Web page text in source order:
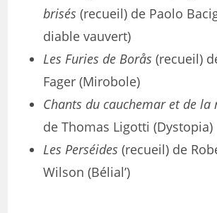
brisés (recueil) de Paolo
diable vauvert)
Les Furies de Borås (recueil)
Fager (Mirobole)
Chants du cauchemar et de la
de Thomas Ligotti (Dystopia)
Les Perséides (recueil) de
Wilson (Bélial’)